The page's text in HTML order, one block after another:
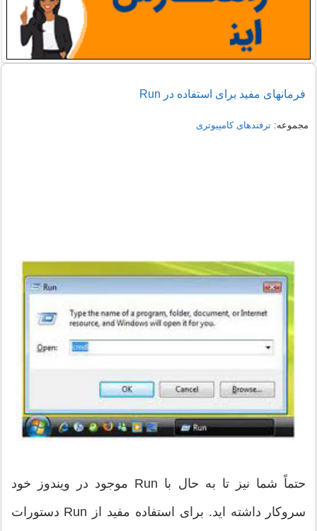
فرمانهای مفید برای استفاده در Run
مجموعه:ترفندهای کامپیوتری
حتماً شما نیز تا به حال با Run موجود در ویندوز خود
سروکار داشته اید. برای استفاده مفید از Run دستورات